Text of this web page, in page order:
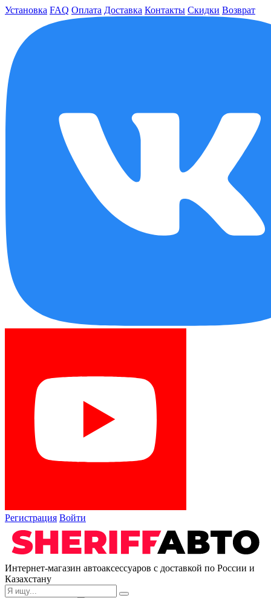
Установка FAQ Оплата Доставка Контакты Скидки Возврат
Регистрация Войти
Интернет-магазин автоаксессуаров с доставкой по России и
Казахстану